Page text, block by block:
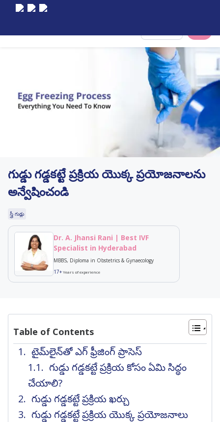
గుడ్డు గడ్డకట్టే ప్రక్రియ యొక్క ప్రయోజనాలను
అన్వేషించండి
స్త్రీ గుడ్లు
Dr. A. Jhansi Rani | Best IVF
Specialist in Hyderabad
MBBS, Diploma in Obstetrics & Gynaecology
17+Years of experience
Table of Contents
టైమ్‌లైన్‌తో ఎగ్ ఫ్రీజింగ్ ప్రాసెస్
గుడ్డు గడ్డకట్టే ప్రక్రియ కోసం ఏమి సిద్ధం
చేయాలి?
గుడ్డు గడ్డకట్టే ప్రక్రియ ఖర్చు
గుడ్డు గడ్డకట్టే ప్రక్రియ యొక్క ప్రయోజనాలు